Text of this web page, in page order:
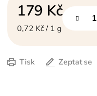
179 Kč
Měrná cena:
0,72 Kč / 1 g
Tisk Zeptat se